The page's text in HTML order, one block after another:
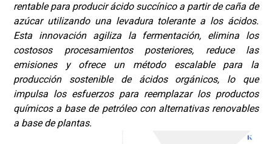
rentable para producir ácido succínico a partir de caña de
azúcar utilizando una levadura tolerante a los ácidos.
Esta innovación agiliza la fermentación, elimina los
costosos procesamientos posteriores, reduce las
emisiones y ofrece un método escalable para la
producción sostenible de ácidos orgánicos, lo que
impulsa los esfuerzos para reemplazar los productos
químicos a base de petróleo con alternativas renovables
a base de plantas.